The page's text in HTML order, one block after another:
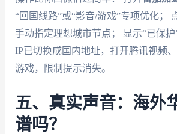
“回国线路”或“影音/游戏”专项优化；
手动指定理想城市节点； 显示“已保
IP已切换成国内地址，打开腾讯视频
游戏，限制提示消失。
五、真实声音：海外
谱吗？